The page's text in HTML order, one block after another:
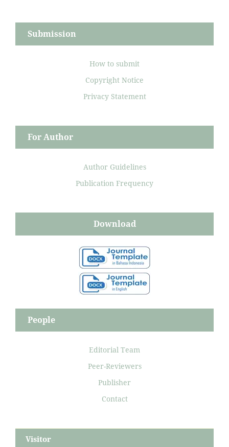
Submission
How to submit
Copyright Notice
Privacy Statement
For Author
Author Guidelines
Publication Frequency
Download
People
Editorial Team
Peer-Reviewers
Publisher
Contact
Visitor